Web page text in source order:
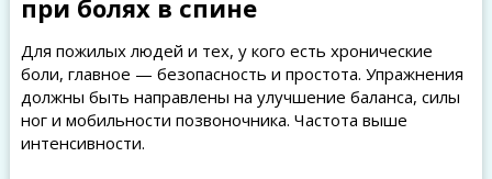
при болях в спине
Для пожилых людей и тех, у кого есть хронические
боли, главное — безопасность и простота. Упражнения
должны быть направлены на улучшение баланса, силы
ног и мобильности позвоночника. Частота выше
интенсивности.